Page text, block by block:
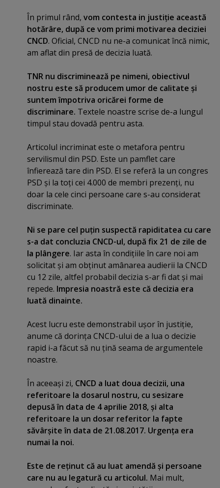
În primul rând, vom contesta in justiţie această
hotărâre, după ce vom primi motivarea deciziei
CNCD. Oficial, CNCD nu ne-a comunicat încă nimic,
am aflat din presă de decizia luată.
TNR nu discriminează pe nimeni, obiectivul
nostru este să producem umor de calitate şi
suntem împotriva oricărei forme de
discriminare. Textele noastre scrise de-a lungul
timpul stau dovadă pentru asta.
Articolul incriminat este o metafora pentru
servilismul din PSD. Este un pamflet care
înfierează tare din PSD. El se referă la un congres
PSD şi la toţi cei 4.000 de membri prezenţi, nu
doar la cele cinci persoane care s-au considerat
discriminate.
Ni se pare cel puţin suspectă rapiditatea cu care
s-a dat concluzia CNCD-ul, după fix 21 de zile de
la plângere. Iar asta în condiţiile în care noi am
solicitat şi am obţinut amânarea audierii la CNCD
cu 12 zile, altfel probabil decizia s-ar fi dat şi mai
repede. Impresia noastră este că decizia era
luată dinainte.
Acest lucru este demonstrabil uşor în justiţie,
anume că dorinţa CNCD-ului de a lua o decizie
rapid i-a făcut să nu ţină seama de argumentele
noastre.
În aceeaşi zi, CNCD a luat doua decizii, una
referitoare la dosarul nostru, cu sesizare
depusă în data de 4 aprilie 2018, şi alta
referitoare la un dosar referitor la fapte
săvârşite în data de 21.08.2017. Urgenţa era
numai la noi.
Este de reţinut că au luat amendă şi persoane
care nu au legatură cu articolul. Mai mult,